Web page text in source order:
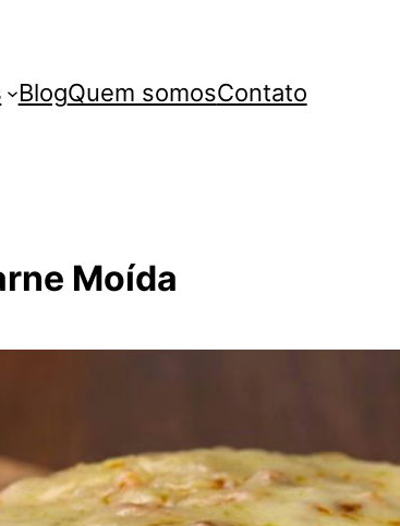
BlogQuem somosContato
Moída